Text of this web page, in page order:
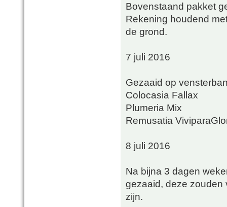
Bovenstaand pakket
Rekening houdend
de grond.
7 juli 2016
Gezaaid op
Colocasia Fallax
Plumeria Mix
Remusatia
8 juli 2016
Na bijna 3 dagen
gezaaid, deze zouden
zijn.